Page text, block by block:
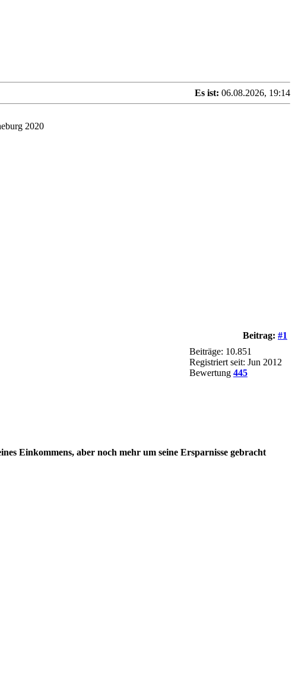
Es ist: 06.08.2026, 19:14
2020
Beitrag: #1
Beiträge: 10.851
Registriert seit: Jun 2012
Bewertung 445
Einkommens, aber noch mehr um seine Ersparnisse gebracht